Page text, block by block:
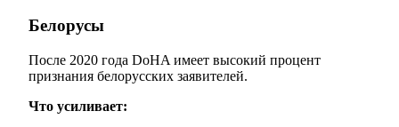
Белорусы
После 2020 года DoHA имеет высокий процент
признания белорусских заявителей.
Что усиливает: